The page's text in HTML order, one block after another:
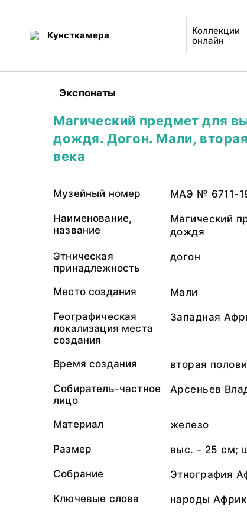
Кунсткамера
Коллекции
онлайн
Экспонаты
Магический предмет для
дождя. Догон. Мали,
века
Музейный номер МАЭ № 6711-
Наименование,
название
Магический
дождя
Этническая
принадлежность
догон
Место создания Мали
Географическая
локализация места
создания
Западная
Время создания вторая
Собиратель-частное
лицо
Арсеньев
Материал железо
Размер выс. - 25 см;
Собрание Этнография
Ключевые слова народы